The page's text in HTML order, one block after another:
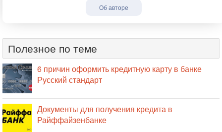
Об авторе
Полезное по теме
6 причин оформить кредитную карту в банке
Русский стандарт
Документы для получения кредита в
Райффайзенбанке